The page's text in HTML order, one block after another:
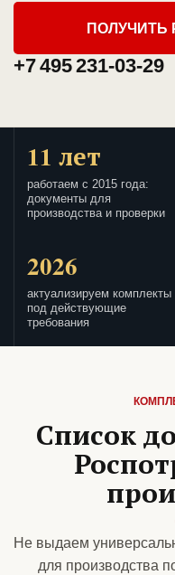
ПОЛУЧИТЬ
+7 495 231-03-29
11 лет
работаем с 2015 года:
документы для
производства и проверки
2026
актуализируем комплекты
под действующие
требования
Список
Не выдаем
для производства